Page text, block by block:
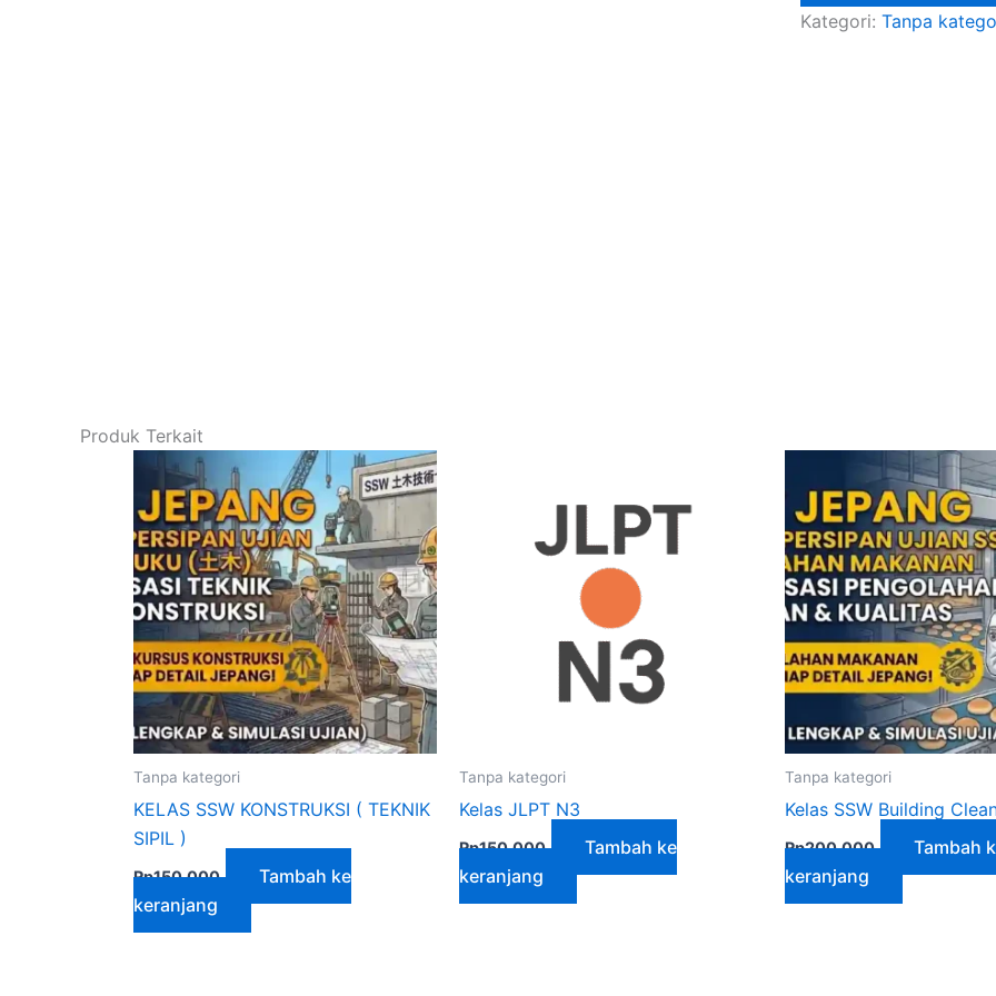
Kategori: Tanpa
Produk Terkait
Tanpa kategori
KELAS SSW KONSTRUKSI ( TEKNIK
SIPIL )
Rp150,000
Tambah ke
keranjang
Tanpa kategori
Kelas JLPT N3
Rp150,000
Tambah ke
keranjang
Tanpa kategori
Kelas SSW Building
Rp200,000
Tambah
keranjang